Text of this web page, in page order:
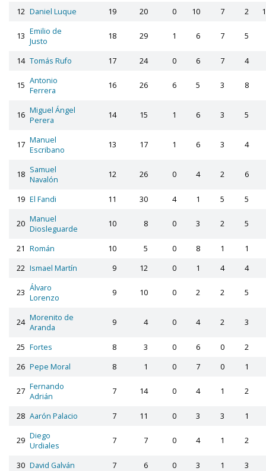
12 Daniel Luque 19 20 0 10 7 2
13 Emilio de
Justo
18 29 1 6 7 5
14 Tomás Rufo 17 24 0 6 7 4
15 Antonio
Ferrera
16 26 6 5 3 8
16 Miguel Ángel
Perera
14 15 1 6 3 5
17 Manuel
Escribano
13 17 1 6 3 4
18 Samuel
Navalón
12 26 0 4 2 6
19 El Fandi 11 30 4 1 5 5
20 Manuel
Diosleguarde
10 8 0 3 2 5
21 Román 10 5 0 8 1
1
22 Ismael Martín 9 12 0 1 4 4
23 Álvaro
Lorenzo
9 10 0 2 2 5
24 Morenito de
Aranda
9 4 0 4 2 3
25 Fortes 8 3 0 6 0
2
26 Pepe Moral 8 1 0 7 0 1
27 Fernando
Adrián
7 14 0 4 1 2
28 Aarón Palacio 7 11 0 3 3 1
29 Diego
Urdiales
7 7 0 4 1 2
30 David Galván 7 6 0 3 1
3